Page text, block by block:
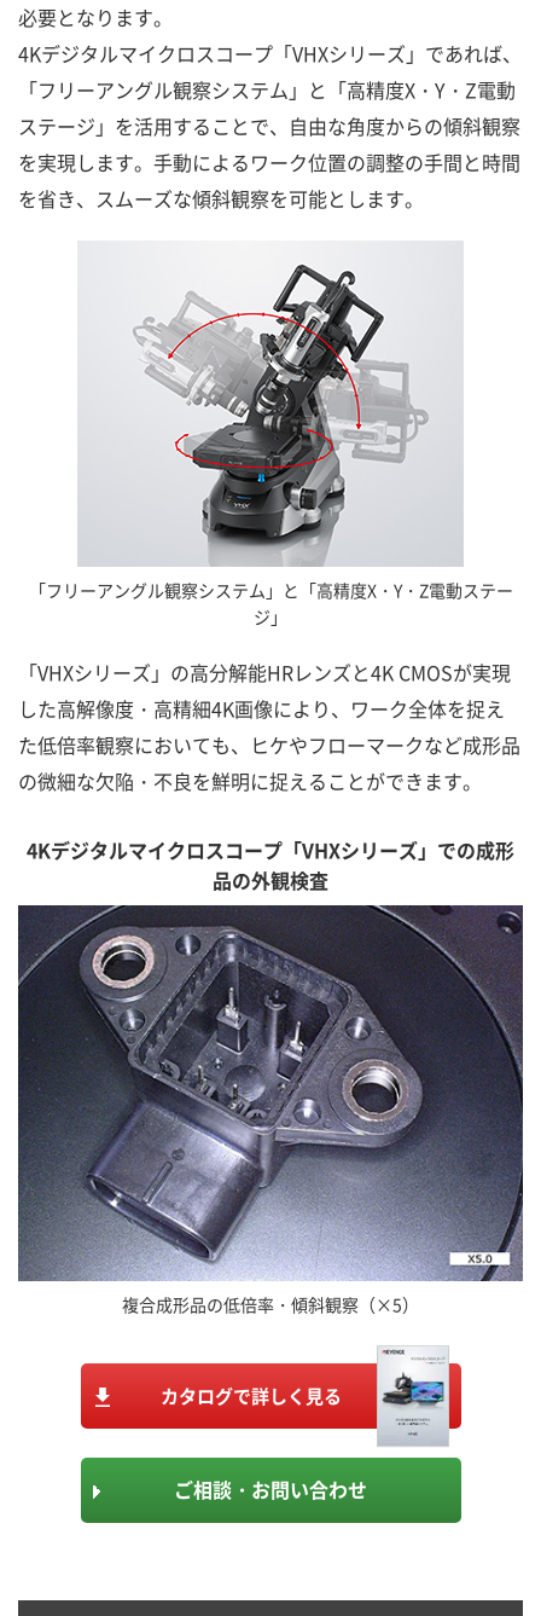
必要となります。
4Kデジタルマイクロスコープ「VHXシリーズ」であれば、
「フリーアングル観察システム」と「高精度X・Y・Z電動
ステージ」を活用することで、自由な角度からの傾斜観察
を実現します。手動によるワーク位置の調整の手間と時間
を省き、スムーズな傾斜観察を可能とします。
「フリーアングル観察システム」と「高精度X・Y・Z電動ステー
ジ」
「VHXシリーズ」の高分解能HRレンズと4K CMOSが実現
した高解像度・高精細4K画像により、ワーク全体を捉え
た低倍率観察においても、ヒケやフローマークなど成形品
の微細な欠陥・不良を鮮明に捉えることができます。
4Kデジタルマイクロスコープ「VHXシリーズ」での成形
品の外観検査
複合成形品の低倍率・傾斜観察（×5）
カタログで詳しく見る
ご相談・お問い合わせ